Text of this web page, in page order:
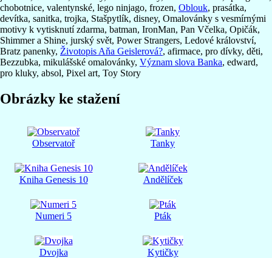
chobotnice, valentynské, lego ninjago, frozen, Oblouk, prasátka,
devítka, sanitka, trojka, Stašpytlík, disney, Omalovánky s vesmírnými
motivy k vytisknutí zdarma, batman, IronMan, Pan Včelka, Opičák,
Shimmer a Shine, jurský svět, Power Strangers, Ledové království,
Bratz panenky, Životopis Aňa Geislerová?, afirmace, pro dívky, děti,
Bezzubka, mikulášské omalovánky, Význam slova Banka, edward,
pro kluky, absol, Pixel art, Toy Story
Obrázky ke stažení
Observatoř Tanky
Kniha Genesis 10 Andělíček
Numeri 5 Pták
Dvojka Kytičky